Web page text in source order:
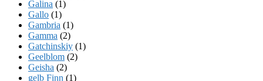
Galina (1)
Gallo (1)
Gambria (1)
Gamma (2)
Gatchinskiy (1)
Geelblom (2)
Geisha (2)
gelb Finn (1)